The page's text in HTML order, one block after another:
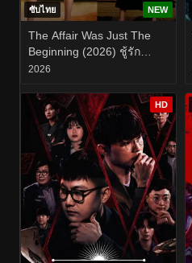
ซับไทย NEW
The Affair Was Just The
Beginning (2026) ชู้รัก
อำพรางเลือด EP.1-8
2026
HD